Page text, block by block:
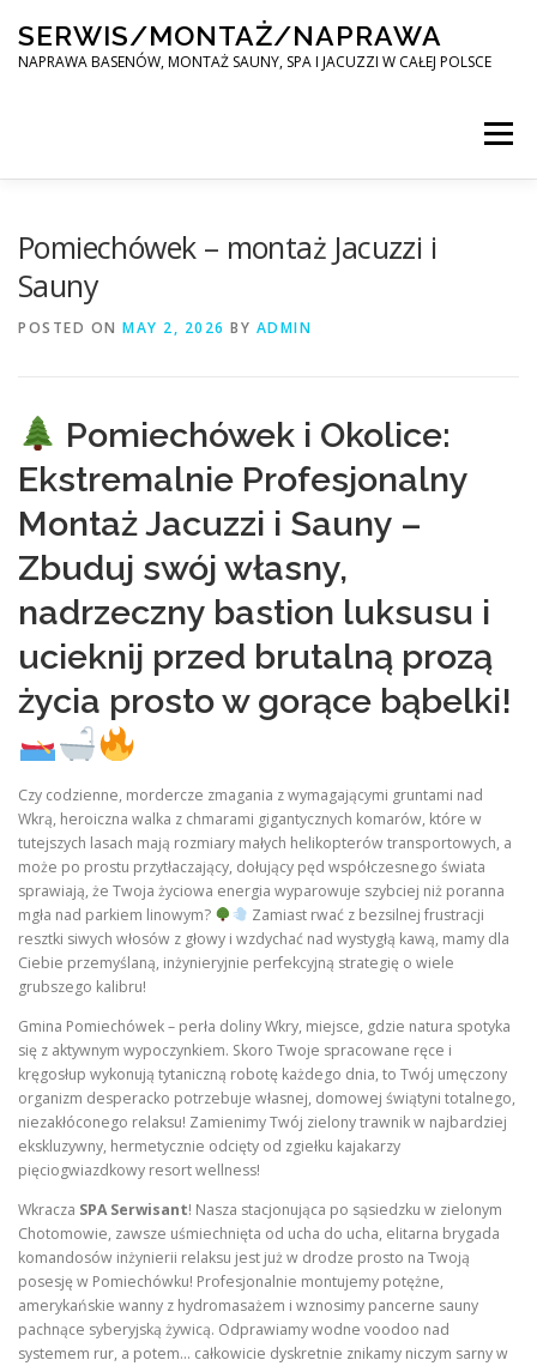
content
SERWIS/MONTAŻ/NAPRAWA
NAPRAWA BASENÓW, MONTAŻ SAUNY, SPA I JACUZZI W CAŁEJ POLSCE
Menu
Pomiechówek – montaż Jacuzzi i
Sauny
POSTED ON MAY 2, 2026 BY ADMIN
Pomiechówek i Okolice:
Ekstremalnie Profesjonalny
Montaż Jacuzzi i Sauny –
Zbuduj swój własny,
nadrzeczny bastion luksusu i
ucieknij przed brutalną prozą
życia prosto w gorące bąbelki!
Czy codzienne, mordercze zmagania z wymagającymi gruntami nad
Wkrą, heroiczna walka z chmarami gigantycznych komarów, które w
tutejszych lasach mają rozmiary małych helikopterów transportowych, a
może po prostu przytłaczający, dołujący pęd współczesnego świata
sprawiają, że Twoja życiowa energia wyparowuje szybciej niż poranna
mgła nad parkiem linowym?
Zamiast rwać z bezsilnej frustracji
resztki siwych włosów z głowy i wzdychać nad wystygłą kawą, mamy dla
Ciebie przemyślaną, inżynieryjnie perfekcyjną strategię o wiele
grubszego kalibru!
Gmina Pomiechówek – perła doliny Wkry, miejsce, gdzie natura spotyka
się z aktywnym wypoczynkiem. Skoro Twoje spracowane ręce i
kręgosłup wykonują tytaniczną robotę każdego dnia, to Twój umęczony
organizm desperacko potrzebuje własnej, domowej świątyni totalnego,
niezakłóconego relaksu! Zamienimy Twój zielony trawnik w najbardziej
ekskluzywny, hermetycznie odcięty od zgiełku kajakarzy
pięciogwiazdkowy resort wellness!
Wkracza SPA Serwisant! Nasza stacjonująca po sąsiedzku w zielonym
Chotomowie, zawsze uśmiechnięta od ucha do ucha, elitarna brygada
komandosów inżynierii relaksu jest już w drodze prosto na Twoją
posesję w Pomiechówku! Profesjonalnie montujemy potężne,
amerykańskie wanny z hydromasażem i wznosimy pancerne sauny
pachnące syberyjską żywicą. Odprawiamy wodne voodoo nad
systemem rur, a potem… całkowicie dyskretnie znikamy niczym sarny w